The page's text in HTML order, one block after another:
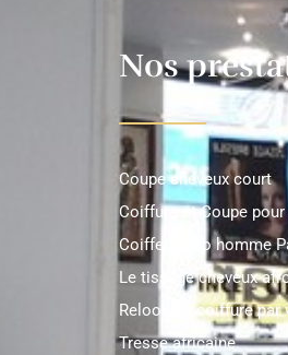
Nos
Coupe cheveux court
Coiffure et Coupe pour
Coiffeur afro homme
Le tissage cheveux
Relooking coiffure
Tresse africaine.